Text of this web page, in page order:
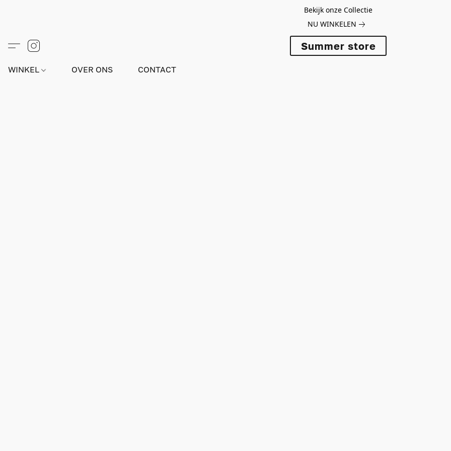
Bekijk onze Collectie
NU WINKELEN
Summer store
WINKEL OVER ONS CONTACT